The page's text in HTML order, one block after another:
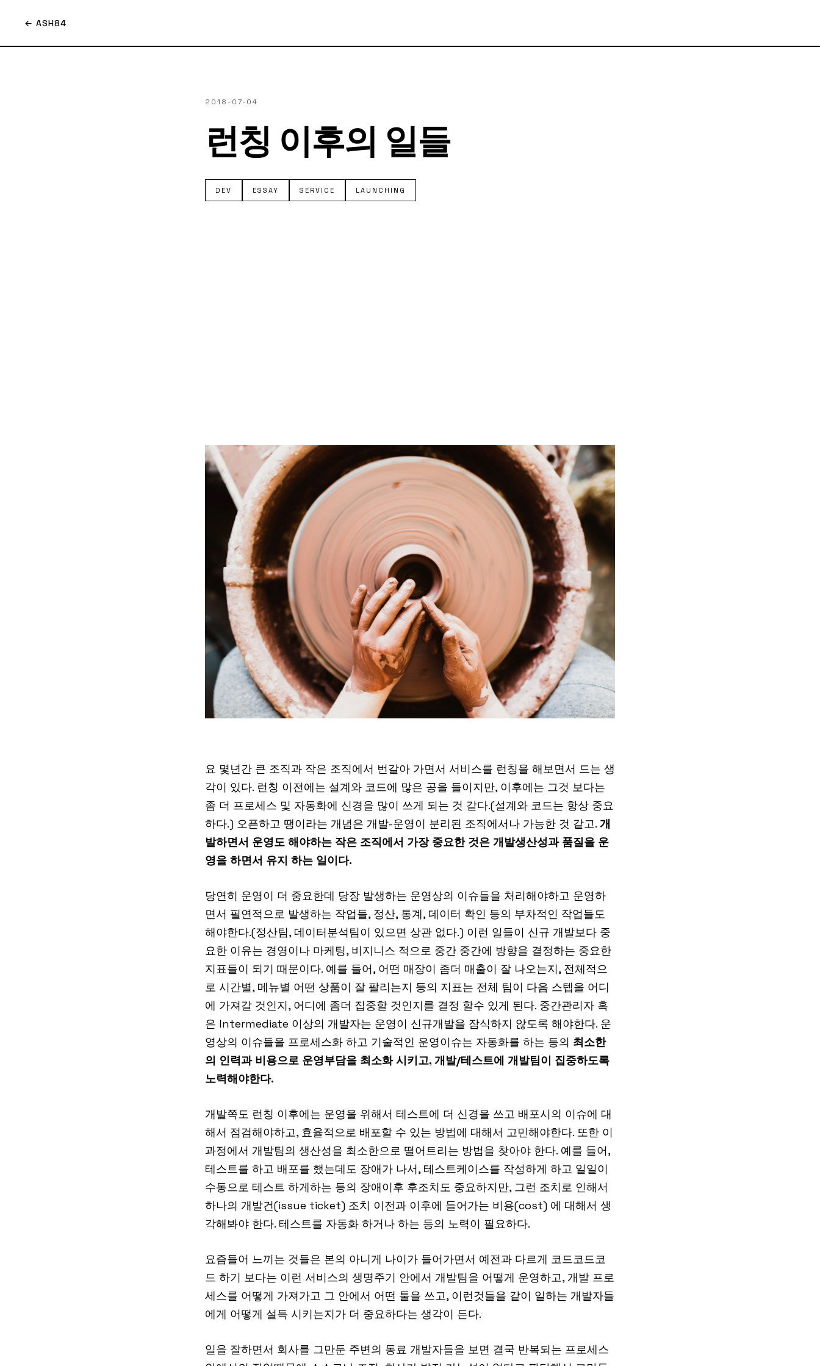
← ASH84
2018-07-04
런칭 이후의 일들
DEV ESSAY SERVICE LAUNCHING
요 몇년간 큰 조직과 작은 조직에서 번갈아 가면서 서비스를 런칭을 해보면서 드는 생
각이 있다. 런칭 이전에는 설계와 코드에 많은 공을 들이지만, 이후에는 그것 보다는
좀 더 프로세스 및 자동화에 신경을 많이 쓰게 되는 것 같다.(설계와 코드는 항상 중요
하다.) 오픈하고 땡이라는 개념은 개발-운영이 분리된 조직에서나 가능한 것 같고. 개
발하면서 운영도 해야하는 작은 조직에서 가장 중요한 것은 개발생산성과 품질을 운
영을 하면서 유지 하는 일이다.
당연히 운영이 더 중요한데 당장 발생하는 운영상의 이슈들을 처리해야하고 운영하
면서 필연적으로 발생하는 작업들, 정산, 통계, 데이터 확인 등의 부차적인 작업들도
해야한다.(정산팀, 데이터분석팀이 있으면 상관 없다.) 이런 일들이 신규 개발보다 중
요한 이유는 경영이나 마케팅, 비지니스 적으로 중간 중간에 방향을 결정하는 중요한
지표들이 되기 때문이다. 예를 들어, 어떤 매장이 좀더 매출이 잘 나오는지, 전체적으
로 시간별, 메뉴별 어떤 상품이 잘 팔리는지 등의 지표는 전체 팀이 다음 스텝을 어디
에 가져갈 것인지, 어디에 좀더 집중할 것인지를 결정 할수 있게 된다. 중간관리자 혹
은 Intermediate 이상의 개발자는 운영이 신규개발을 잠식하지 않도록 해야한다. 운
영상의 이슈들을 프로세스화 하고 기술적인 운영이슈는 자동화를 하는 등의 최소한
의 인력과 비용으로 운영부담을 최소화 시키고, 개발/테스트에 개발팀이 집중하도록
노력해야한다.
개발쪽도 런칭 이후에는 운영을 위해서 테스트에 더 신경을 쓰고 배포시의 이슈에 대
해서 점검해야하고, 효율적으로 배포할 수 있는 방법에 대해서 고민해야한다. 또한 이
과정에서 개발팀의 생산성을 최소한으로 떨어트리는 방법을 찾아야 한다. 예를 들어,
테스트를 하고 배포를 했는데도 장애가 나서, 테스트케이스를 작성하게 하고 일일이
수동으로 테스트 하게하는 등의 장애이후 후조치도 중요하지만, 그런 조치로 인해서
하나의 개발건(issue ticket) 조치 이전과 이후에 들어가는 비용(cost) 에 대해서 생
각해봐야 한다. 테스트를 자동화 하거나 하는 등의 노력이 필요하다.
요즘들어 느끼는 것들은 본의 아니게 나이가 들어가면서 예전과 다르게 코드코드코
드 하기 보다는 이런 서비스의 생명주기 안에서 개발팀을 어떻게 운영하고, 개발 프로
세스를 어떻게 가져가고 그 안에서 어떤 툴을 쓰고, 이런것들을 같이 일하는 개발자들
에게 어떻게 설득 시키는지가 더 중요하다는 생각이 든다.
일을 잘하면서 회사를 그만둔 주변의 동료 개발자들을 보면 결국 반복되는 프로세스